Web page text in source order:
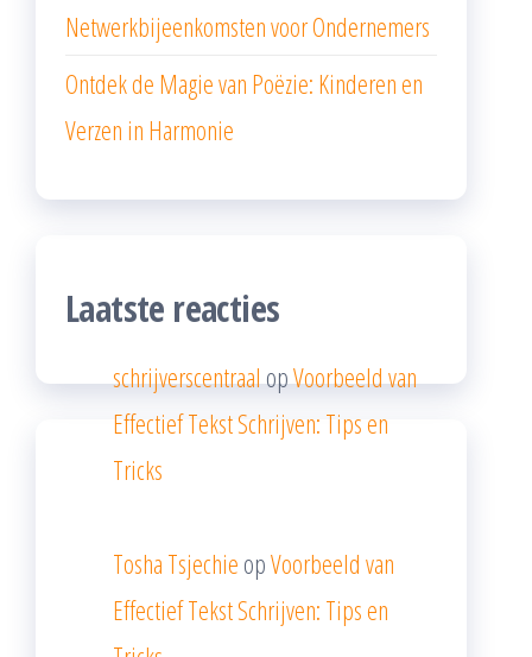
Netwerkbijeenkomsten voor Ondernemers
Ontdek de Magie van Poëzie: Kinderen en
Verzen in Harmonie
Laatste reacties
schrijverscentraalopVoorbeeld van
Effectief Tekst Schrijven: Tips en
Tricks
Tosha Tsjechie opVoorbeeld van
Effectief Tekst Schrijven: Tips en